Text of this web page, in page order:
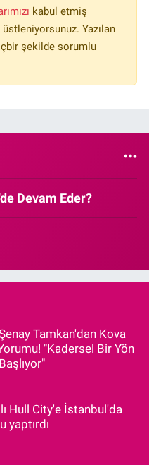
kabul etmiş
Yazılan
şekilde sorumlu
Devam Eder?
Tamkan'dan Kova
"Kadersel Bir Yön
Hull City'e İstanbul'da
yaptırdı